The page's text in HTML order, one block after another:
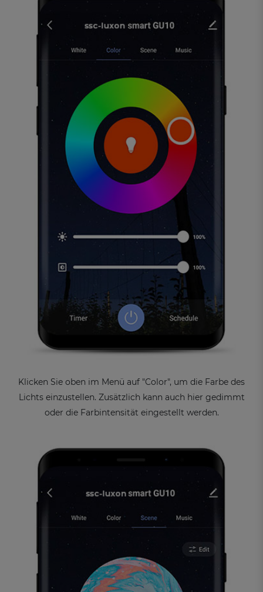
Klicken Sie oben im Menü auf "Color", um die Farbe des
Lichts einzustellen. Zusätzlich kann auch hier gedimmt
oder die Farbintensität eingestellt werden.